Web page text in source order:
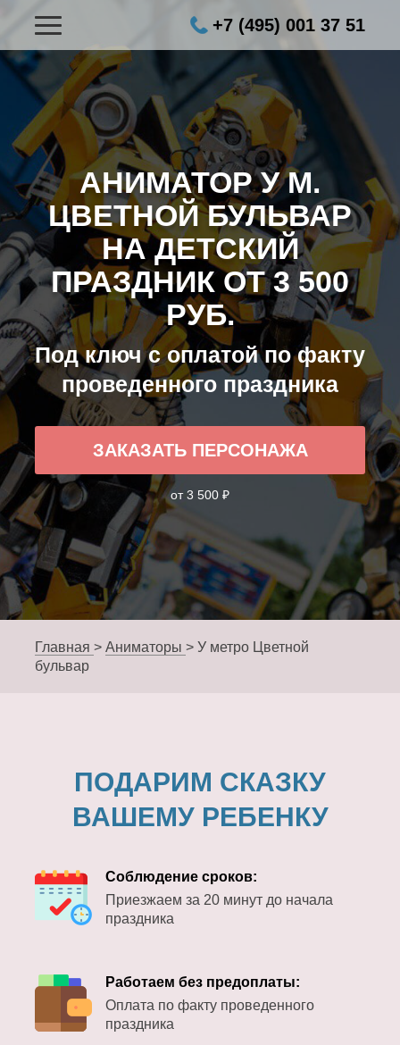
+7 (495) 001 37 51
АНИМАТОР У М.
ЦВЕТНОЙ БУЛЬВАР
НА ДЕТСКИЙ
ПРАЗДНИК ОТ 3 500
РУБ.
Под ключ с оплатой по факту
проведенного праздника
ЗАКАЗАТЬ ПЕРСОНАЖА
от 3 500 ₽
Главная > Аниматоры > У метро Цветной
бульвар
ПОДАРИМ СКАЗКУ
ВАШЕМУ РЕБЕНКУ
Соблюдение сроков:
Приезжаем за 20 минут до начала
праздника
Работаем без предоплаты:
Оплата по факту проведенного
праздника